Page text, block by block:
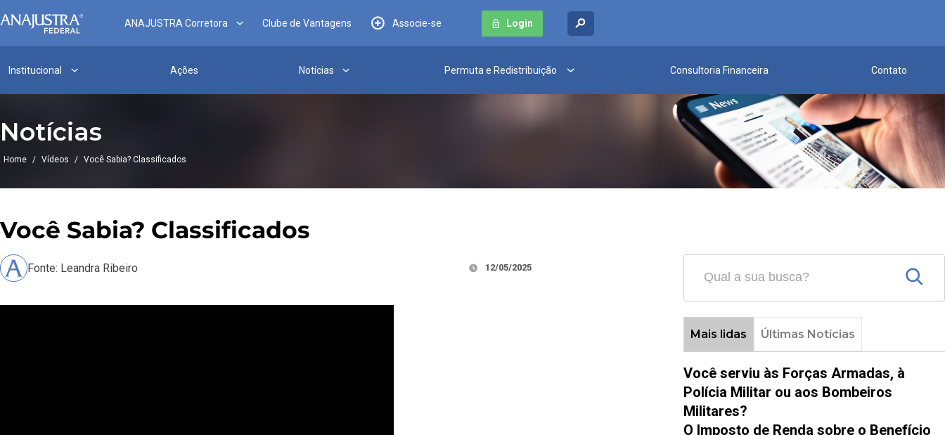
ANAJUSTRA Corretora Clube de Vantagens Associe-se Login
Institucional Ações Notícias Permuta e Redistribuição Consultoria Financeira Contato
Notícias
Home / Vídeos / Você Sabia? Classificados
Você Sabia? Classificados
Fonte: Leandra Ribeiro 12/05/2025
Mais lidas Últimas Notícias
Você serviu às Forças Armadas, à
Polícia Militar ou aos Bombeiros
Militares?
O Imposto de Renda sobre o Benefício